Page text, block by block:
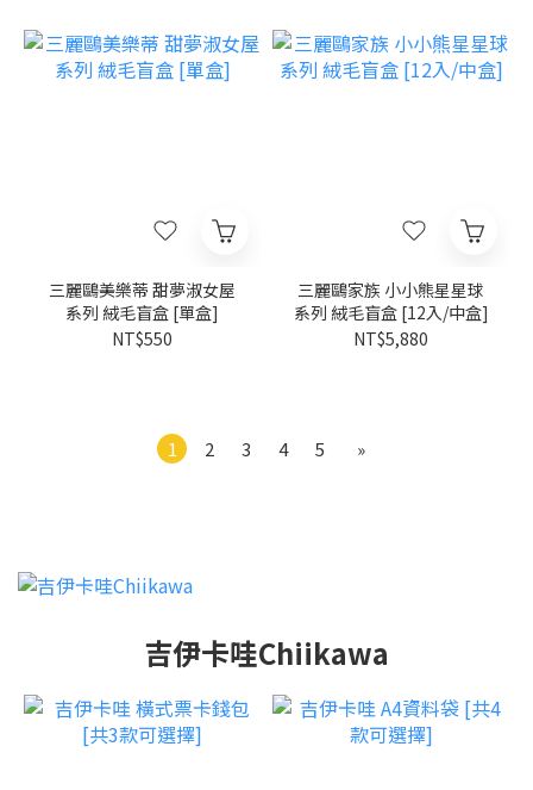
三麗鷗美樂蒂 甜夢淑女屋
系列 絨毛盲盒 [單盒]
NT$550
三麗鷗家族 小小熊星星球
系列 絨毛盲盒 [12入/中盒]
NT$5,880
1 2 3 4 5 »
吉伊卡哇Chiikawa